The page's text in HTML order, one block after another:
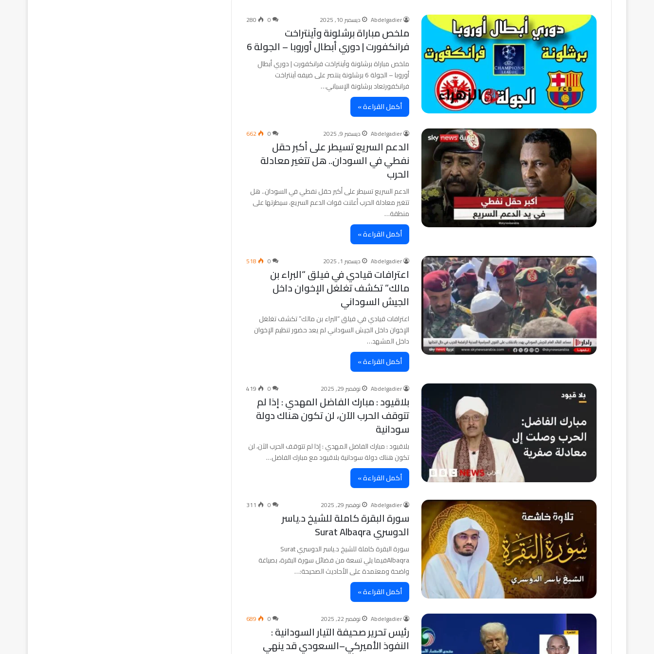
Abdelgadier ديسمبر 10, 2025 0
280
ملخص مباراة برشلونة وآينتراخت
فرانكفورت | دوري أبطال أوروبا – الجولة 6
ملخص مباراة برشلونة وآينتراخت فرانكفورت | دوري أبطال
أوروبا – الجولة 6 برشلونة ينتصر على ضيفه آينتراخت
فرانكفورتعاد برشلونة الإسباني…
أكمل القراءة »
Abdelgadier ديسمبر 9, 2025 0
662
الدعم السريع تسيطر على أكبر حقل
نفطي في السودان.. هل تتغير معادلة
الحرب
الدعم السريع تسيطر على أكبر حقل نفطي في السودان.. هل
تتغير معادلة الحرب أعلنت قوات الدعم السريع، سيطرتها على
منطقة…
أكمل القراءة »
Abdelgadier ديسمبر 1, 2025 0
518
اعترافات قيادي في فيلق “البراء بن
مالك” تكشف تغلغل الإخوان داخل
الجيش السوداني
اعترافات قيادي في فيلق “البراء بن مالك” تكشف تغلغل
الإخوان داخل الجيش السوداني لم يعد حضور تنظيم الإخوان
داخل المشهد…
أكمل القراءة »
Abdelgadier نوفمبر 29, 2025 0
419
بلاقيود : مبارك الفاضل المهدي : إذا لم
تتوقف الحرب الآن، لن تكون هناك دولة
سودانية
بلاقيود : مبارك الفاضل المهدي : إذا لم تتوقف الحرب الآن، لن
تكون هناك دولة سودانية بلاقيود مع مبارك الفاضل…
أكمل القراءة »
Abdelgadier نوفمبر 29, 2025 0
311
سورة البقرة كاملة للشيخ د.ياسر
الدوسري Surat Albaqra
سورة البقرة كاملة للشيخ د.ياسر الدوسري Surat
Albaqraفيما يلي تسعة من فضائل سورة البقرة، بصياغة
واضحة ومعتمدة على الأحاديث الصحيحة:…
أكمل القراءة »
Abdelgadier نوفمبر 22, 2025 0
689
رئيس تحرير صحيفة التيار السودانية :
النفوذ الأميركي–السعودي قد ينهي